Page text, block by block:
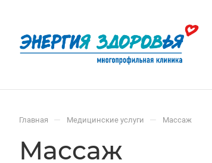
Главная — Медицинские услуги — Массаж
Массаж